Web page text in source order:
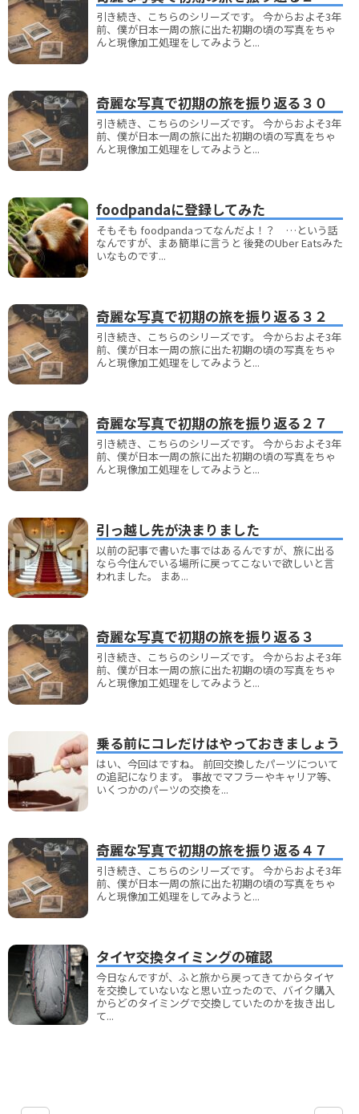
引き続き、こちらのシリーズです。 今からおよそ3年
前、僕が日本一周の旅に出た初期の頃の写真をちゃ
んと現像加工処理をしてみようと...
奇麗な写真で初期の旅を振り返る３０
引き続き、こちらのシリーズです。 今からおよそ3年
前、僕が日本一周の旅に出た初期の頃の写真をちゃ
んと現像加工処理をしてみようと...
foodpandaに登録してみた
そもそも foodpandaってなんだよ！？ …という話
なんですが、まあ簡単に言うと 後発のUber Eatsみた
いなものです...
奇麗な写真で初期の旅を振り返る３２
引き続き、こちらのシリーズです。 今からおよそ3年
前、僕が日本一周の旅に出た初期の頃の写真をちゃ
んと現像加工処理をしてみようと...
奇麗な写真で初期の旅を振り返る２７
引き続き、こちらのシリーズです。 今からおよそ3年
前、僕が日本一周の旅に出た初期の頃の写真をちゃ
んと現像加工処理をしてみようと...
引っ越し先が決まりました
以前の記事で書いた事ではあるんですが、旅に出る
なら今住んでいる場所に戻ってこないで欲しいと言
われました。 まあ...
奇麗な写真で初期の旅を振り返る３
引き続き、こちらのシリーズです。 今からおよそ3年
前、僕が日本一周の旅に出た初期の頃の写真をちゃ
んと現像加工処理をしてみようと...
乗る前にコレだけはやっておきましょう
はい、今回はですね。 前回交換したパーツについて
の追記になります。 事故でマフラーやキャリア等、
いくつかのパーツの交換を...
奇麗な写真で初期の旅を振り返る４７
引き続き、こちらのシリーズです。 今からおよそ3年
前、僕が日本一周の旅に出た初期の頃の写真をちゃ
んと現像加工処理をしてみようと...
タイヤ交換タイミングの確認
今日なんですが、ふと旅から戻ってきてからタイヤ
を交換していないなと思い立ったので、バイク購入
からどのタイミングで交換していたのかを抜き出し
て...